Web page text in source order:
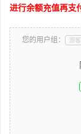
进行余额充值再支
您的用户组： 游客